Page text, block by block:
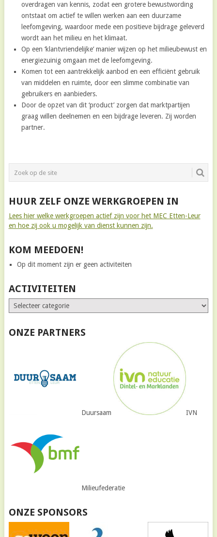
overdragen van kennis, zodat een grotere bewustwording
ontstaat om actief te willen werken aan een duurzame
leefomgeving, waardoor mede een positieve bijdrage geleverd
wordt aan het milieu en het klimaat.
Op een ‘klantvriendelijke’ manier wijzen op het milieubewust en
energiezuinig omgaan met de leefomgeving.
Komen tot een aantrekkelijk aanbod en een efficiënt gebruik
van middelen en ruimte, door een slimme combinatie van
gebruikers en aanbieders.
Door de opzet van dit ‘product’ zorgen dat marktpartijen
graag willen deelnemen en een bijdrage leveren. Zij worden
partner.
HUUR ZELF ONZE WERKGROEPEN IN
Lees hier welke werkgroepen actief zijn voor het MEC Etten-Leur
en hoe zij ook u mogelijk van dienst kunnen zijn.
KOM MEEDOEN!
Op dit moment zijn er geen activiteiten
ACTIVITEITEN
ONZE PARTNERS
Duursaam IVN
Milieufederatie
ONZE SPONSORS